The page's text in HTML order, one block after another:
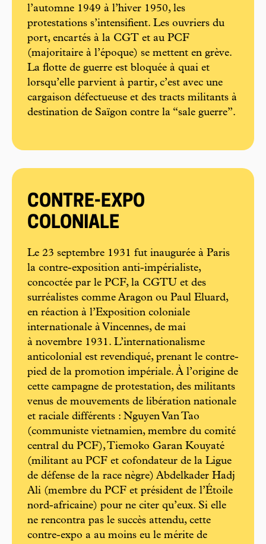
l’automne 1949 à l’hiver 1950, les
protestations s’intensifient. Les ouvriers du
port, encartés à la CGT et au PCF
(majoritaire à l’époque) se mettent en grève.
La flotte de guerre est bloquée à quai et
lorsqu’elle parvient à partir, c’est avec une
cargaison défectueuse et des tracts militants à
destination de Saïgon contre la “sale guerre”.
CONTRE-EXPO
COLONIALE
Le 23 septembre 1931 fut inaugurée à Paris
la contre-exposition anti-impérialiste,
concoctée par le PCF, la CGTU et des
surréalistes comme Aragon ou Paul Eluard,
en réaction à l’Exposition coloniale
internationale à Vincennes, de mai
à novembre 1931. L’internationalisme
anticolonial est revendiqué, prenant le contre-
pied de la promotion impériale. À l’origine de
cette campagne de protestation, des militants
venus de mouvements de libération nationale
et raciale différents : Nguyen Van Tao
(communiste vietnamien, membre du comité
central du PCF), Tiemoko Garan Kouyaté
(militant au PCF et cofondateur de la Ligue
de défense de la race nègre) Abdelkader Hadj
Ali (membre du PCF et président de l’Étoile
nord-africaine) pour ne citer qu’eux. Si elle
ne rencontra pas le succès attendu, cette
contre-expo a au moins eu le mérite de